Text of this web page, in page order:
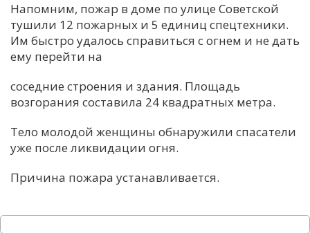
И
К
М
Т
У
Напомним, пожар в доме по улице Советской
тушили 12 пожарных и 5 единиц спецтехники.
Им быстро удалось справиться с огнем и не дать
ему перейти на
соседние строения и здания. Площадь
возгорания составила 24 квадратных метра.
Тело молодой женщины обнаружили спасатели
уже после ликвидации огня.
Причина пожара устанавливается.